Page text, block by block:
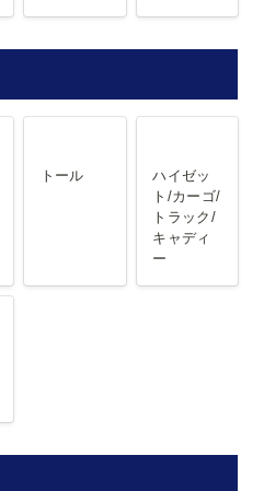
トール
ック/キャデ
ィー
ハイゼッ
ト/カーゴ/
トラック/
キャディ
ー